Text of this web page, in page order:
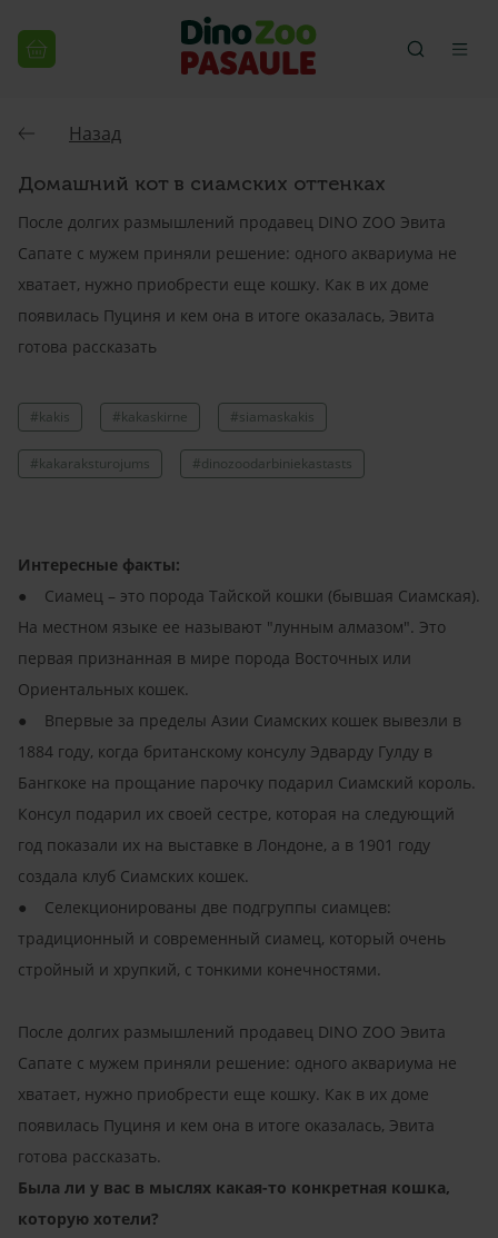
Назад
Домашний кот в сиамских оттенках
После долгих размышлений продавец DINO ZOO Эвита
Сапате с мужем приняли решение: одного аквариума не
хватает, нужно приобрести еще кошку. Как в их доме
появилась Пуциня и кем она в итоге оказалась, Эвита
готова рассказать
#kakis #kakaskirne #siamaskakis
#kakaraksturojums #dinozoodarbiniekastasts
Интересные факты:
● Сиамец – это порода Тайской кошки (бывшая Сиамская).
На местном языке ее называют "лунным алмазом". Это
первая признанная в мире порода Восточных или
Ориентальных кошек.
● Впервые за пределы Азии Сиамских кошек вывезли в
1884 году, когда британскому консулу Эдварду Гулду в
Бангкоке на прощание парочку подарил Сиамский король.
Консул подарил их своей сестре, которая на следующий
год показали их на выставке в Лондоне, а в 1901 году
создала клуб Сиамских кошек.
● Селекционированы две подгруппы сиамцев:
традиционный и современный сиамец, который очень
стройный и хрупкий, с тонкими конечностями.
После долгих размышлений продавец DINO ZOO Эвита
Сапате с мужем приняли решение: одного аквариума не
хватает, нужно приобрести еще кошку. Как в их доме
появилась Пуциня и кем она в итоге оказалась, Эвита
готова рассказать.
Была ли у вас в мыслях какая-то конкретная кошка,
которую хотели?